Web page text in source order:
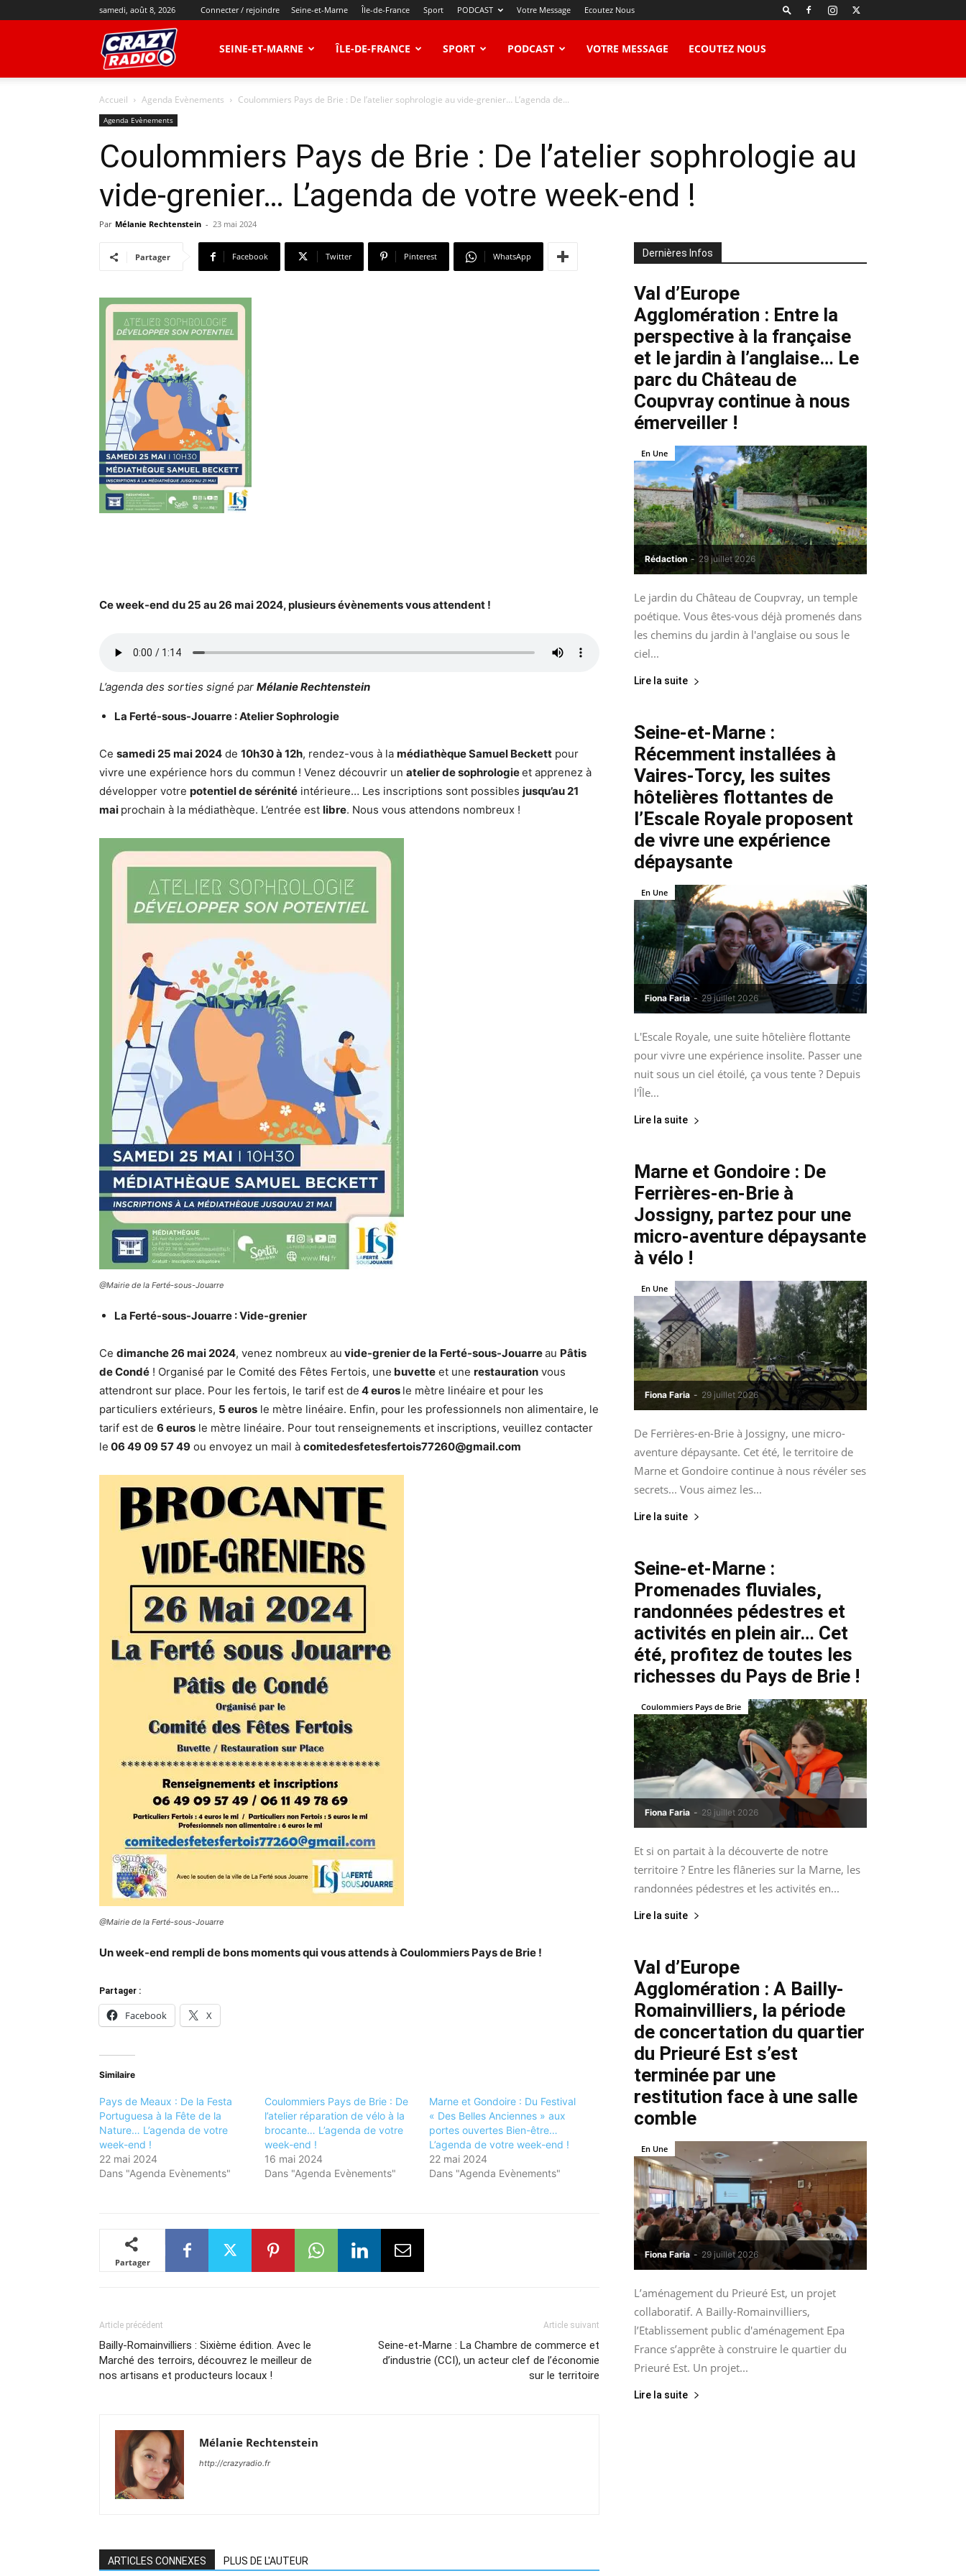
samedi, août 8, 2026 Connecter / rejoindre Seine-et-Marne Île-de-France Sport PODCAST Votre Message Ecoutez Nous
RADIO
SEINE-ET-MARNE ÎLE-DE-FRANCE SPORT PODCAST VOTRE MESSAGE ECOUTEZ NOUS
Accueil Agenda Evènements Coulommiers Pays de Brie : De l’atelier sophrologie au vide-grenier… L’agenda de...
Agenda Evènements
Coulommiers Pays de Brie : De l’atelier sophrologie au
vide-grenier… L’agenda de votre week-end !
Par Mélanie Rechtenstein - 23 mai 2024
Partager Facebook Twitter Pinterest WhatsApp
Ce week-end du 25 au 26 mai 2024, plusieurs évènements vous attendent !
L’agenda des sorties signé par Mélanie Rechtenstein
La Ferté-sous-Jouarre : Atelier Sophrologie
Ce samedi 25 mai 2024 de 10h30 à 12h, rendez-vous à la médiathèque Samuel Beckett pour
vivre une expérience hors du commun ! Venez découvrir un atelier de sophrologieet apprenez à
développer votre potentiel de sérénité intérieure… Les inscriptions sont possibles jusqu’au 21
mai prochain à la médiathèque. L’entrée est libre. Nous vous attendons nombreux !
@Mairie de la Ferté-sous-Jouarre
La Ferté-sous-Jouarre : Vide-grenier
Ce dimanche 26 mai 2024, venez nombreux au vide-grenier de la Ferté-sous-Jouarreau Pâtis
de Condé ! Organisé par le Comité des Fêtes Fertois, une buvette et une restauration vous
attendront sur place. Pour les fertois, le tarif est de 4 euros le mètre linéaire et pour les
particuliers extérieurs, 5 euros le mètre linéaire. Enfin, pour les professionnels non alimentaire, le
tarif est de 6 euros le mètre linéaire. Pour tout renseignements et inscriptions, veuillez contacter
le 06 49 09 57 49 ou envoyez un mail à comitedesfetesfertois77260@gmail.com
@Mairie de la Ferté-sous-Jouarre
Un week-end rempli de bons moments qui vous attends à Coulommiers Pays de Brie !
Partager :
Facebook X
Similaire
Pays de Meaux : De la Festa
Portuguesa à la Fête de la
Nature… L’agenda de votre
week-end !
22 mai 2024
Dans "Agenda Evènements"
Coulommiers Pays de Brie : De
l’atelier réparation de vélo à la
brocante… L’agenda de votre
week-end !
16 mai 2024
Dans "Agenda Evènements"
Marne et Gondoire : Du Festival
« Des Belles Anciennes » aux
portes ouvertes Bien-être…
L’agenda de votre week-end !
22 mai 2024
Dans "Agenda Evènements"
Partager
Article précédent
Bailly-Romainvilliers : Sixième édition. Avec le
Marché des terroirs, découvrez le meilleur de
nos artisans et producteurs locaux !
Article suivant
Seine-et-Marne : La Chambre de commerce et
d’industrie (CCI), un acteur clef de l’économie
sur le territoire
Mélanie Rechtenstein
http://crazyradio.fr
ARTICLES CONNEXES PLUS DE L'AUTEUR
Dernières Infos
Val d’Europe
Agglomération : Entre la
perspective à la française
et le jardin à l’anglaise… Le
parc du Château de
Coupvray continue à nous
émerveiller !
Rédaction - 29 juillet 2026
En Une
Le jardin du Château de Coupvray, un temple
poétique. Vous êtes-vous déjà promenés dans
les chemins du jardin à l'anglaise ou sous le
ciel...
Lire la suite
Seine-et-Marne :
Récemment installées à
Vaires-Torcy, les suites
hôtelières flottantes de
l’Escale Royale proposent
de vivre une expérience
dépaysante
Fiona Faria - 29 juillet 2026
En Une
L'Escale Royale, une suite hôtelière flottante
pour vivre une expérience insolite. Passer une
nuit sous un ciel étoilé, ça vous tente ? Depuis
l'Île...
Lire la suite
Marne et Gondoire : De
Ferrières-en-Brie à
Jossigny, partez pour une
micro-aventure dépaysante
à vélo !
Fiona Faria - 29 juillet 2026
En Une
De Ferrières-en-Brie à Jossigny, une micro-
aventure dépaysante. Cet été, le territoire de
Marne et Gondoire continue à nous révéler ses
secrets... Vous aimez les...
Lire la suite
Seine-et-Marne :
Promenades fluviales,
randonnées pédestres et
activités en plein air… Cet
été, profitez de toutes les
richesses du Pays de Brie !
Fiona Faria - 29 juillet 2026
Coulommiers Pays de Brie
Et si on partait à la découverte de notre
territoire ? Entre les flâneries sur la Marne, les
randonnées pédestres et les activités en...
Lire la suite
Val d’Europe
Agglomération : A Bailly-
Romainvilliers, la période
de concertation du quartier
du Prieuré Est s’est
terminée par une
restitution face à une salle
comble
Fiona Faria - 29 juillet 2026
En Une
L’aménagement du Prieuré Est, un projet
collaboratif. A Bailly-Romainvilliers,
l’Etablissement public d'aménagement Epa
France s’apprête à construire le quartier du
Prieuré Est. Un projet...
Lire la suite